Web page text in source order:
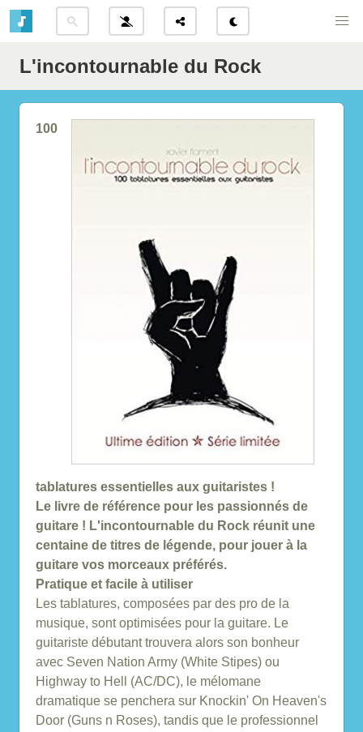
L'incontournable du Rock
100
tablatures essentielles aux guitaristes !
Le livre de référence pour les passionnés de
guitare ! L'incontournable du Rock réunit une
centaine de titres de légende, pour jouer à la
guitare vos morceaux préférés.
Pratique et facile à utiliser
Les tablatures, composées par des pro de la
musique, sont optimisées pour la guitare. Le
guitariste débutant trouvera alors son bonheur
avec Seven Nation Army (White Stipes) ou
Highway to Hell (AC/DC), le mélomane
dramatique se penchera sur Knockin' On Heaven's
Door (Guns n Roses), tandis que le professionnel